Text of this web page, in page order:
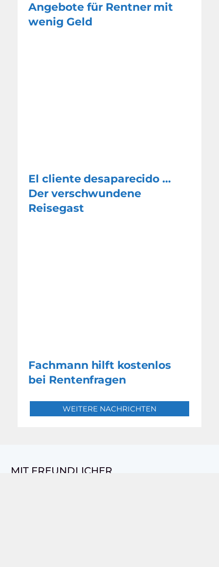
Angebote für Rentner mit
wenig Geld
El cliente desaparecido …
Der verschwundene
Reisegast
Fachmann hilft kostenlos
bei Rentenfragen
WEITERE NACHRICHTEN
MIT FREUNDLICHER